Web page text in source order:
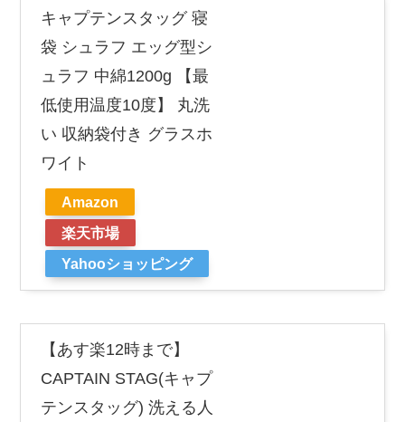
キャプテンスタッグ 寝
袋 シュラフ エッグ型シ
ュラフ 中綿1200g 【最
低使用温度10度】 丸洗
い 収納袋付き グラスホ
ワイト
Amazon
楽天市場
Yahooショッピング
【あす楽12時まで】
CAPTAIN STAG(キャプ
テンスタッグ) 洗える人